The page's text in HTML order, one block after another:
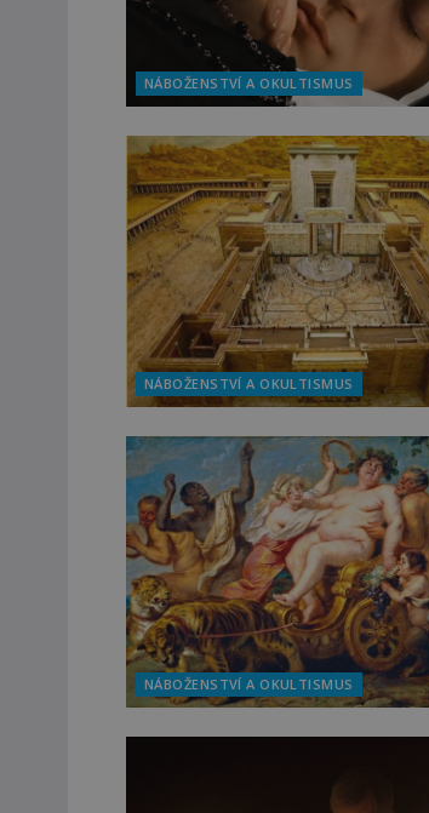
NÁBOŽENSTVÍ A OKULTISMUS
NÁBOŽENSTVÍ A OKULTISMUS
NÁBOŽENSTVÍ A OKULTISMUS